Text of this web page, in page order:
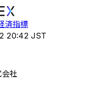
済指標
20:42 JST
社